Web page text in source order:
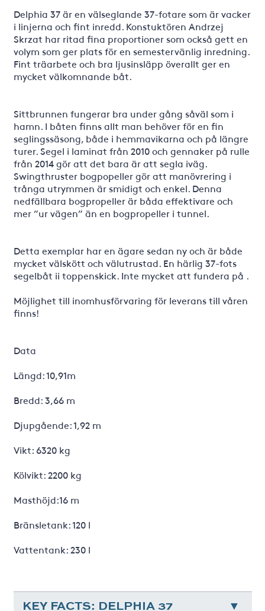
Delphia 37 är en välseglande 37-fotare som är vacker
i linjerna och fint inredd. Konstuktören Andrzej
Skrzat har ritad fina proportioner som också gett en
volym som ger plats för en semestervänlig inredning.
Fint träarbete och bra ljusinsläpp överallt ger en
mycket välkomnande båt.
Sittbrunnen fungerar bra under gång såväl som i
hamn. I båten finns allt man behöver för en fin
seglingssäsong, både i hemmavikarna och på längre
turer. Segel i laminat från 2010 och gennaker på rulle
från 2014 gör att det bara är att segla iväg.
Swingthruster bogpopeller gör att manövrering i
trånga utrymmen är smidigt och enkel. Denna
nedfällbara bogpropeller är båda effektivare och
mer ”ur vägen” än en bogpropeller i tunnel.
Detta exemplar har en ägare sedan ny och är både
mycket välskött och välutrustad. En härlig 37-fots
segelbåt ii toppenskick. Inte mycket att fundera på .
Möjlighet till inomhusförvaring för leverans till våren
finns!
Data
Längd: 10,91m
Bredd: 3,66 m
Djupgående: 1,92 m
Vikt: 6320 kg
Kölvikt: 2200 kg
Masthöjd:16 m
Bränsletank: 120 l
Vattentank: 230 l
KEY FACTS: DELPHIA 37